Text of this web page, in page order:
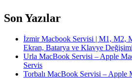
Son Yazılar
İzmir Macbook Servisi | M1, M2,
Ekran, Batarya ve Klavye Değişimi
Urla MacBook Servisi – Apple
Servis
Torbalı MacBook Servisi – Apple